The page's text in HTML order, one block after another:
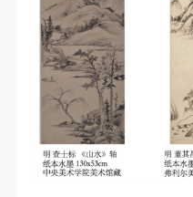
验证码
可使用雅昌艺